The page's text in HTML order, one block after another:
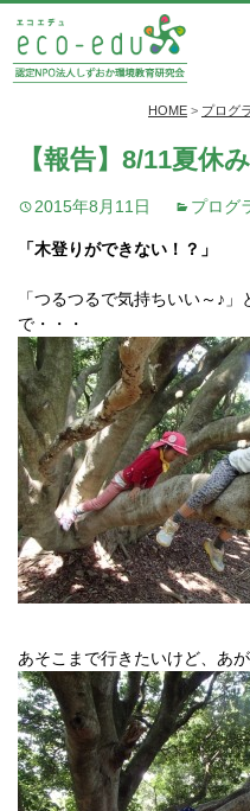
HOME > プログ
【報告】8/11夏休
2015年8月11日 プログ
「木登りができない！？」
「つるつるで気持ちいい～♪
で・・・
あそこまで行きたいけど、あ